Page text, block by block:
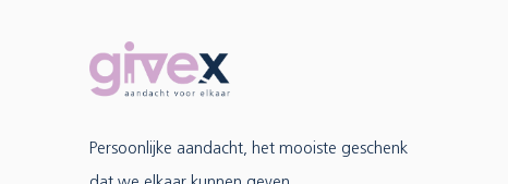
Persoonlijke aandacht, het mooiste geschenk